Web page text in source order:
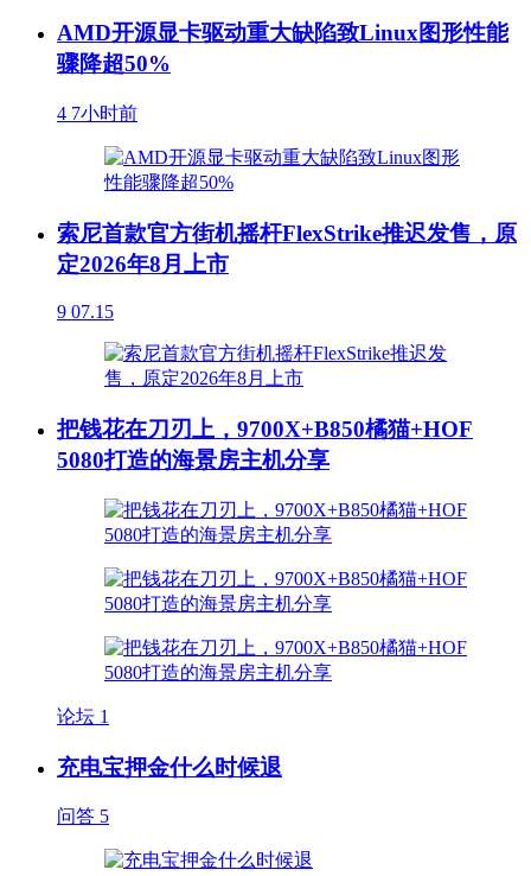
AMD开源显卡驱动重大缺陷致Linux图形性能
骤降超50%
4 7小时前
索尼首款官方街机摇杆FlexStrike推迟发售，原
定2026年8月上市
9 07.15
把钱花在刀刃上，9700X+B850橘猫+HOF
5080打造的海景房主机分享
论坛 1
充电宝押金什么时候退
问答 5